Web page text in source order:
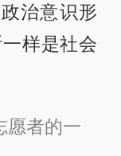
治意识形
样是社会
愿者的一